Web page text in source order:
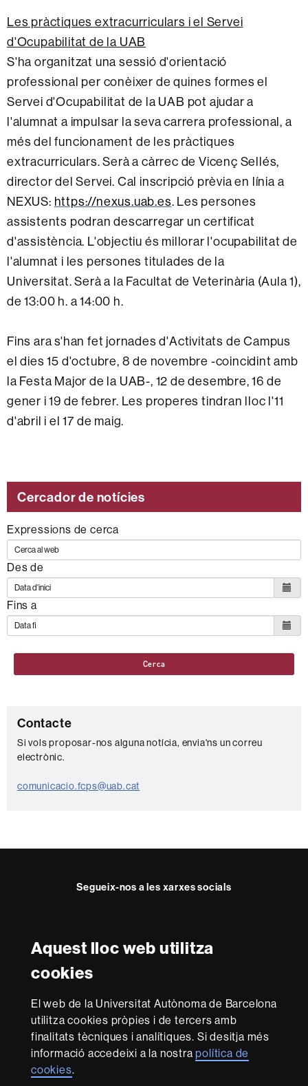
Aquest lloc web utilitza
cookies
El web de la Universitat Autònoma de Barcelona
utilitza cookies pròpies i de tercers amb
finalitats tècniques i analítiques. Si desitja més
informació accedeixi a la nostrapolítica de
cookies.
Les pràctiques extracurriculars i el Servei
d'Ocupabilitat de la UAB
S'ha organitzat una sessió d'orientació
professional per conèixer de quines formes el
Servei d'Ocupabilitat de la UAB pot ajudar a
l'alumnat a impulsar la seva carrera professional, a
més del funcionament de les pràctiques
extracurriculars. Serà a càrrec de Vicenç Sellés,
director del Servei. Cal inscripció prèvia en línia a
NEXUS: https://nexus.uab.es. Les persones
assistents podran descarregar un certificat
d'assistència. L'objectiu és millorar l'ocupabilitat de
l'alumnat i les persones titulades de la
Universitat. Serà a la Facultat de Veterinària (Aula 1),
de 13:00 h. a 14:00 h.
Fins ara s'han fet jornades d'Activitats de Campus
el dies 15 d'octubre, 8 de novembre -coincidint amb
la Festa Major de la UAB-, 12 de desembre, 16 de
gener i 19 de febrer. Les properes tindran lloc l'11
d'abril i el 17 de maig.
Cercador de notícies
Expressions de cerca
Des de
Fins a
Cerca
C
o
n
t
t
Contacte
Si vols proposar-nos alguna notícia, envia'ns un correu
electrònic.
comunicacio.fcps@uab.cat
Segueix-nos a les xarxes socials
Reconeixement internacional de l'excel·lència
in
Research
-
Euraxess
Amb el finançament de